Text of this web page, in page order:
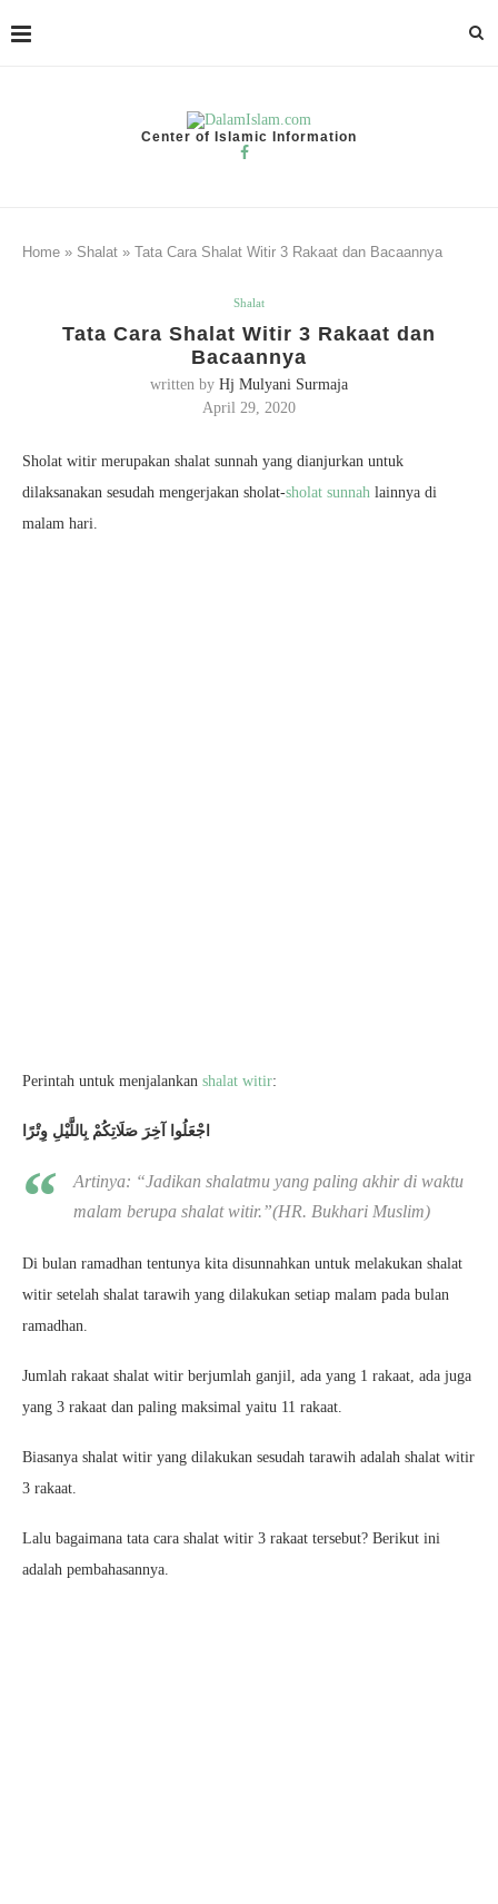
Center of Islamic Information
Home » Shalat » Tata Cara Shalat Witir 3 Rakaat dan Bacaannya
Shalat
Tata Cara Shalat Witir 3 Rakaat dan
Bacaannya
written by Hj Mulyani Surmaja
April 29, 2020
Sholat witir merupakan shalat sunnah yang dianjurkan untuk
dilaksanakan sesudah mengerjakan sholat-sholat sunnah lainnya di
malam hari.
Perintah untuk menjalankan shalat witir:
اجْعَلُوا آخِرَ صَلَاتِكُمْ بِاللَّيْلِ وِتْرًا
Artinya: “Jadikan shalatmu yang paling akhir di waktu
malam berupa shalat witir.”(HR. Bukhari Muslim)
Di bulan ramadhan tentunya kita disunnahkan untuk melakukan shalat
witir setelah shalat tarawih yang dilakukan setiap malam pada bulan
ramadhan.
Jumlah rakaat shalat witir berjumlah ganjil, ada yang 1 rakaat, ada juga
yang 3 rakaat dan paling maksimal yaitu 11 rakaat.
Biasanya shalat witir yang dilakukan sesudah tarawih adalah shalat witir
3 rakaat.
Lalu bagaimana tata cara shalat witir 3 rakaat tersebut? Berikut ini
adalah pembahasannya.